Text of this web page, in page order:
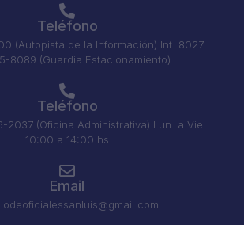
Teléfono
(Autopista de la Información) Int. 8027
8089 (Guardia Estacionamiento)
Teléfono
2037 (Oficina Administrativa) Lun. a Vie.
10:00 a 14:00 hs
Email